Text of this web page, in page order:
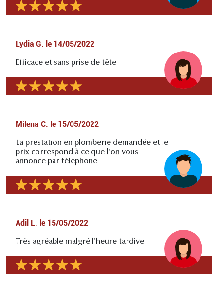
Lydia G. le 14/05/2022
Efficace et sans prise de tête
Milena C. le 15/05/2022
La prestation en plomberie demandée et le
prix correspond à ce que l'on vous
annonce par téléphone
Adil L. le 15/05/2022
Très agréable malgré l'heure tardive